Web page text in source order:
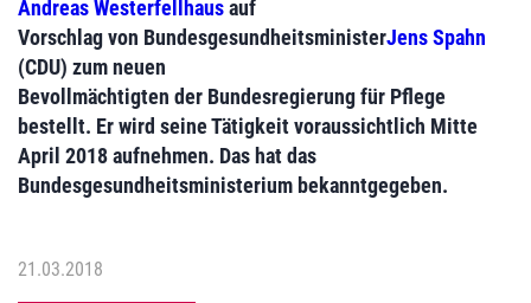
Andreas Westerfellhausauf
Vorschlag von BundesgesundheitsministerJens Spahn
(CDU) zum neuen
Bevollmächtigten der Bundesregierung für Pflege
bestellt. Er wird seine Tätigkeit voraussichtlich Mitte
April 2018 aufnehmen. Das hat das
Bundesgesundheitsministerium bekanntgegeben.
21.03.2018